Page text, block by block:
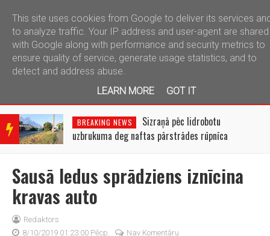
telegram
BRE
AKIN
NEW
BREAKING NEWS
Sizraņā pēc lidrobotu
uzbrukuma deg naftas pārstrādes rūpnīca
Sausā ledus sprādziens iznīcina
kravas auto
Redaktors
8/10/2019 01:23:00 Pēcp.
Nav Komentāru
This site uses cookies from Google to deliver its services
to analyze traffic. Your IP address and user-agent are shared
with Google along with performance and security metrics to
ensure quality of service, generate usage statistics, and to
detect and address abuse.
LEARN MORE
GOT IT